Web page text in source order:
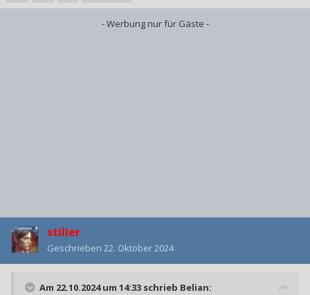
- Werbung nur für Gäste -
stiller
Geschrieben 22. Oktober 2024
Am 22.10.2024 um 14:33 schrieb Belian: